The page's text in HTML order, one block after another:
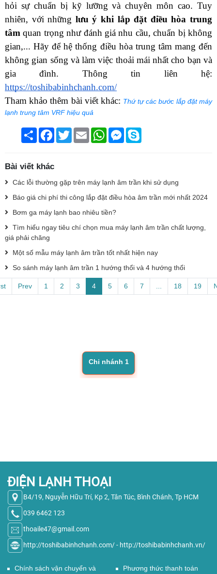
hỏi sự chuẩn bị kỹ lưỡng và chuyên môn cao. Tuy
nhiên, với những lưu ý khi lắp đặt điều hòa trung
tâm quan trọng như đánh giá nhu cầu, chuẩn bị không
gian,... Hãy để hệ thống điều hòa trung tâm mang đến
không gian sống và làm việc thoải mái nhất cho bạn và
https://toshibabinhchanh.com/
Tham khảo thêm bài viết khác: Thứ tự các bước lắp đặt máy
lạnh trung tâm VRF hiệu quả
Chia
sẻ
Facebook
TwitterEmail WhatsAppMessenger
Bài viết khác
Các lỗi thường gặp trên máy lạnh âm trần khi sử dụng
Báo giá chi phí thi công lắp đặt điều hòa âm trần mới nhất 2024
Bơm ga máy lạnh bao nhiêu tiền?
Tìm hiểu ngay tiêu chí chọn mua máy lạnh âm trần chất lượng,
giá phải chăng
Một số mẫu máy lạnh âm trần tốt nhất hiện nay
So sánh máy lạnh âm trần 1 hướng thổi và 4 hướng thổi
Prev 1 2 3 4 5 6 7 ... 18 19
Chi nhánh 1
ĐIỆN LẠNH THOẠI
B4/19, Nguyễn Hữu Trí, Kp 2, Tân Túc, Bình Chánh, Tp HCM
039 6462 123
thoaile47@gmail.com
http://toshibabinhchanh.com/- http://toshibabinhchanh.vn/
Chính sách vận chuyển và Phương thức thanh toán